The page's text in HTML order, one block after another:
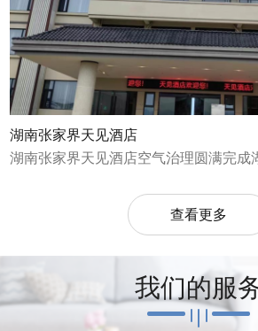
湖南张家界天见酒店
湖南张家界天见酒店空气治理圆满完成
查看更多
我们的服